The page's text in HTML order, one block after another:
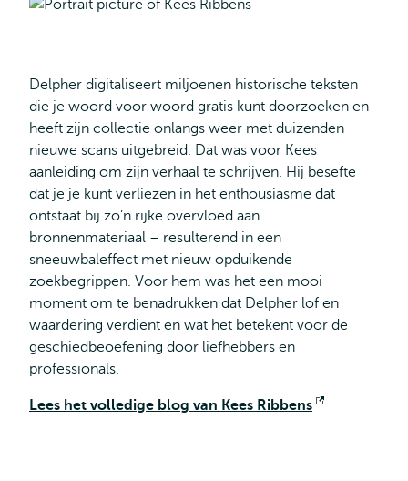
Delpher digitaliseert miljoenen historische teksten
die je woord voor woord gratis kunt doorzoeken en
heeft zijn collectie onlangs weer met duizenden
nieuwe scans uitgebreid. Dat was voor Kees
aanleiding om zijn verhaal te schrijven. Hij besefte
dat je je kunt verliezen in het enthousiasme dat
ontstaat bij zo’n rijke overvloed aan
bronnenmateriaal – resulterend in een
sneeuwbaleffect met nieuw opduikende
zoekbegrippen. Voor hem was het een mooi
moment om te benadrukken dat Delpher lof en
waardering verdient en wat het betekent voor de
geschiedbeoefening door liefhebbers en
professionals.
Lees het volledige blog van Kees Ribbens